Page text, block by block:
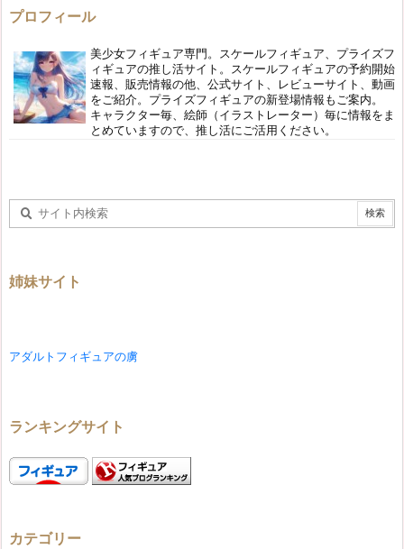
プロフィール
美少女フィギュア専門。スケールフィギュア、プライズフ
ィギュアの推し活サイト。スケールフィギュアの予約開始
速報、販売情報の他、公式サイト、レビューサイト、動画
をご紹介。プライズフィギュアの新登場情報もご案内。
キャラクター毎、絵師（イラストレーター）毎に情報をま
とめていますので、推し活にご活用ください。
姉妹サイト
アダルトフィギュアの虜
ランキングサイト
カテゴリー